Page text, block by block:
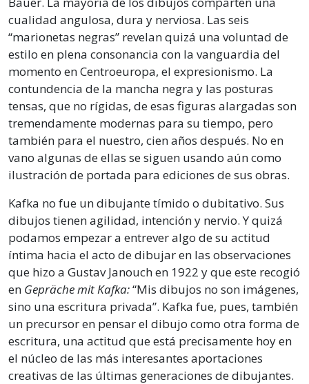
cualidad angulosa, dura y nerviosa. Las seis
“marionetas negras” revelan quizá una voluntad de
estilo en plena consonancia con la vanguardia del
momento en Centroeuropa, el expresionismo. La
contundencia de la mancha negra y las posturas
tensas, que no rígidas, de esas figuras alargadas son
tremendamente modernas para su tiempo, pero
también para el nuestro, cien años después. No en
vano algunas de ellas se siguen usando aún como
ilustración de portada para ediciones de sus obras.
Kafka no fue un dibujante tímido o dubitativo. Sus
dibujos tienen agilidad, intención y nervio. Y quizá
podamos empezar a entrever algo de su actitud
íntima hacia el acto de dibujar en las observaciones
que hizo a Gustav Janouch en 1922 y que este recogió
en Gepräche mit Kafka:“Mis dibujos no son imágenes,
sino una escritura privada”. Kafka fue, pues, también
un precursor en pensar el dibujo como otra forma de
escritura, una actitud que está precisamente hoy en
el núcleo de las más interesantes aportaciones
creativas de las últimas generaciones de dibujantes.